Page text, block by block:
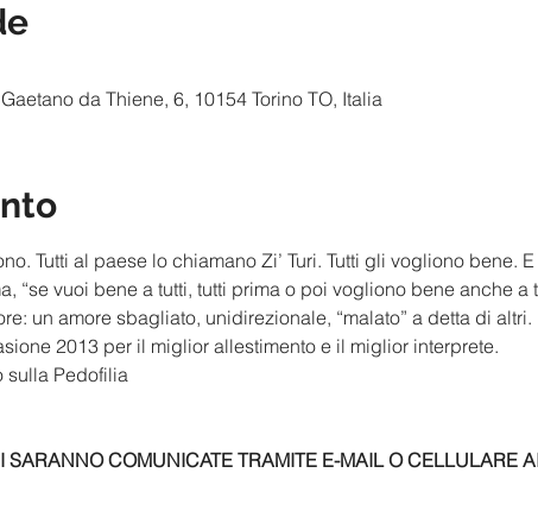
da Thiene, 6, 10154 Torino TO, Italia
Tutti al paese lo chiamano Zi’ Turi. Tutti gli vogliono bene.
“se vuoi bene a tutti, tutti prima o poi vogliono bene anche a
un amore sbagliato, unidirezionale, “malato” a detta di altri.
2013 per il miglior allestimento e il miglior interprete.
sulla Pedofilia
SARANNO COMUNICATE TRAMITE E-MAIL O CELLULARE